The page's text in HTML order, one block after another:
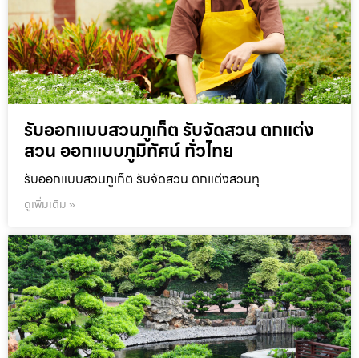
รับออกแบบสวนภูเก็ต รับจัดสวน ตกแต่ง
สวน ออกแบบภูมิทัศน์ ทั่วไทย
รับออกแบบสวนภูเก็ต รับจัดสวน ตกแต่งสวนทุ
ดูเพิ่มเติม »